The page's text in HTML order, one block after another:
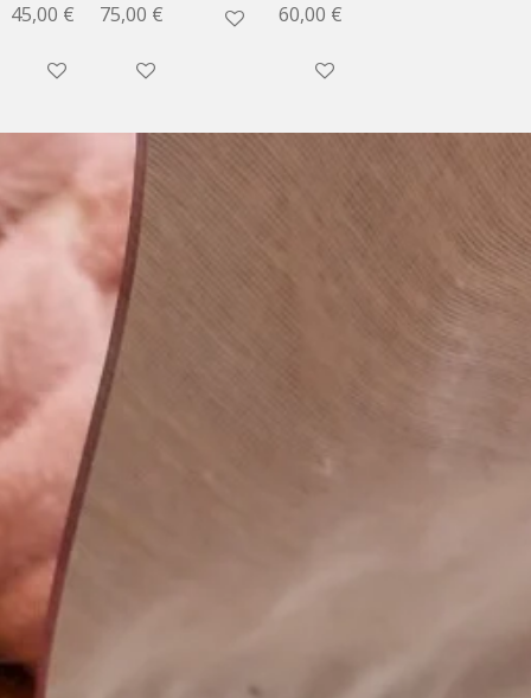
45,00 €
Ajouter au panier
75,00 €
Ajouter au panier
Ajouter au panier
60,00 €
Ajouter au panier